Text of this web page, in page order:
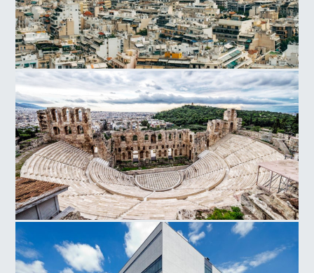
Αθήνα
Ωδείο Ηρώδου του Αττικού